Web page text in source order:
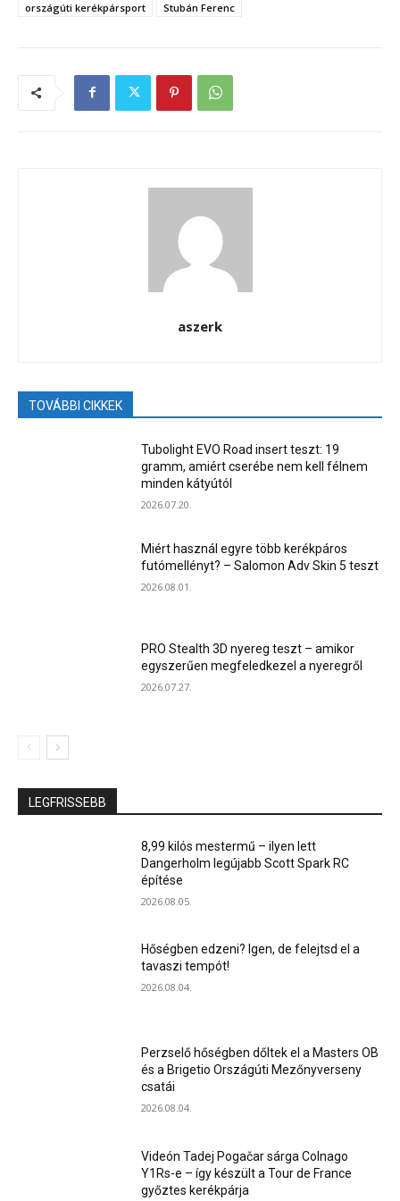
országúti kerékpársport Stubán Ferenc
aszerk
TOVÁBBI CIKKEK
Tubolight EVO Road insert teszt: 19
gramm, amiért cserébe nem kell félnem
minden kátyútól
2026.07.20.
Miért használ egyre több kerékpáros
futómellényt? – Salomon Adv Skin 5 teszt
2026.08.01.
PRO Stealth 3D nyereg teszt – amikor
egyszerűen megfeledkezel a nyeregről
2026.07.27.
LEGFRISSEBB
8,99 kilós mestermű – ilyen lett
Dangerholm legújabb Scott Spark RC
építése
2026.08.05.
Hőségben edzeni? Igen, de felejtsd el a
tavaszi tempót!
2026.08.04.
Perzselő hőségben dőltek el a Masters OB
és a Brigetio Országúti Mezőnyverseny
csatái
2026.08.04.
Videón Tadej Pogačar sárga Colnago
Y1Rs-e – így készült a Tour de France
győztes kerékpárja